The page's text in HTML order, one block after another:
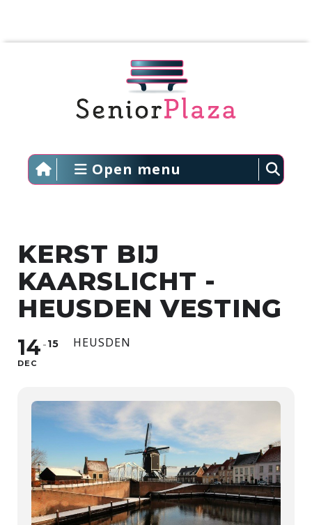
Open menu
KERST BIJ
KAARSLICHT -
HEUSDEN VESTING
14
DEC
15 HEUSDEN